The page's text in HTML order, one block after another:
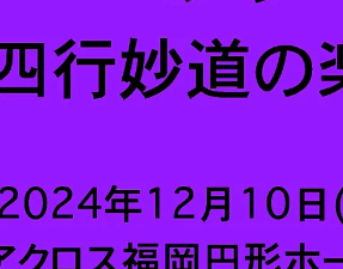
ビジネス・起業